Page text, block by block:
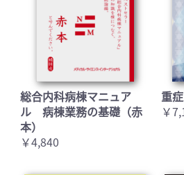
総合内科病棟マニュア
ル 病棟業務の基礎（赤
本）
￥4,840
重
￥